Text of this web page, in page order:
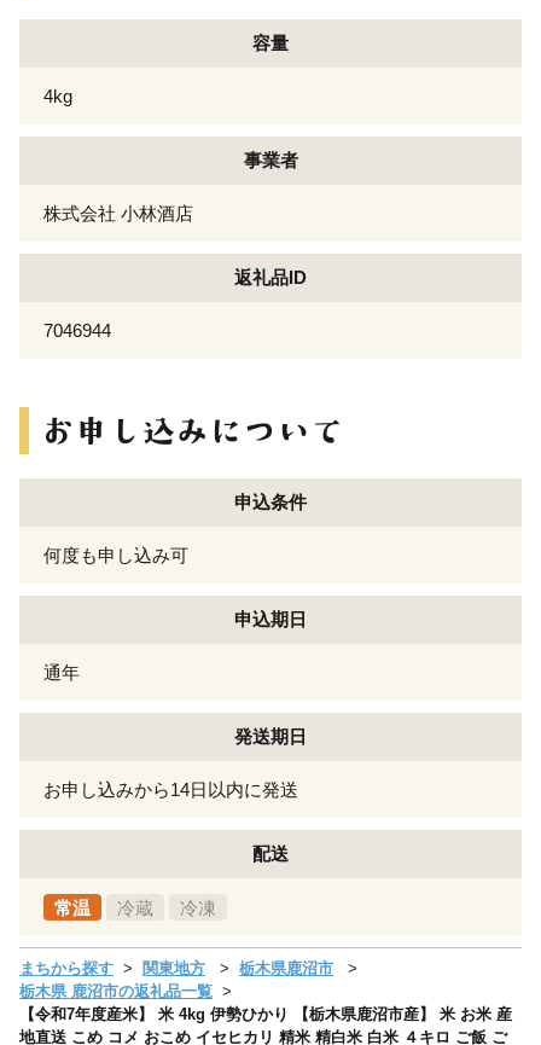
容量
4kg
事業者
株式会社 小林酒店
返礼品ID
7046944
申込条件
何度も申し込み可
申込期日
通年
発送期日
お申し込みから14日以内に発送
配送
常温 冷蔵 冷凍
まちから探す 関東地方
栃木県鹿沼市
栃木県 鹿沼市の返礼品一覧
【令和7年度産米】 米 4kg 伊勢ひかり 【栃木県鹿沼市産】 米 お米 産
地直送 こめ コメ おこめ イセヒカリ 精米 精白米 白米 ４キロ ご飯 ご